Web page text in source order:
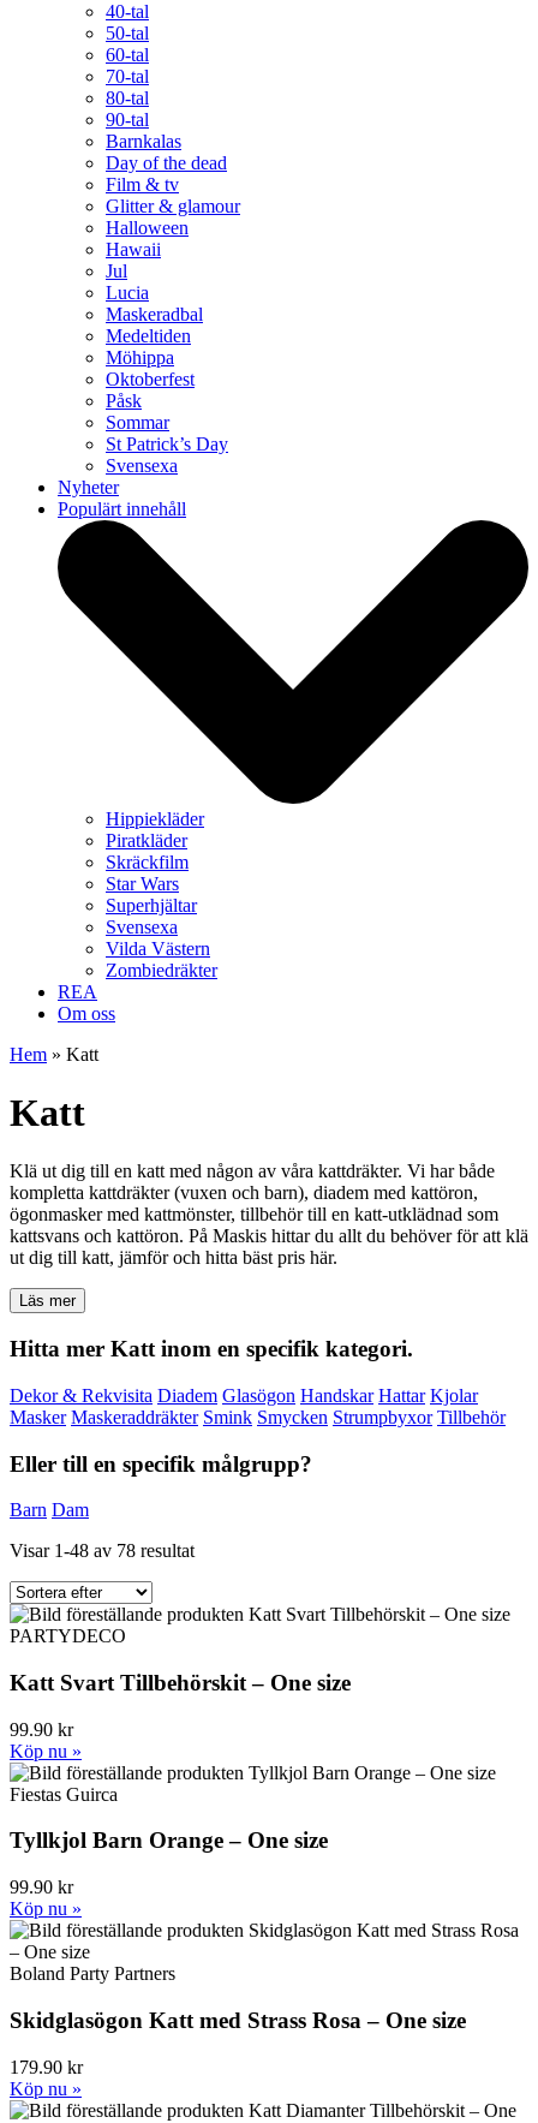
40-tal
50-tal
60-tal
70-tal
80-tal
90-tal
Barnkalas
Day of the dead
Film & tv
Glitter & glamour
Halloween
Hawaii
Jul
Lucia
Maskeradbal
Medeltiden
Möhippa
Oktoberfest
Påsk
Sommar
St Patrick’s Day
Svensexa
Nyheter
Populärt innehåll
Hippiekläder
Piratkläder
Skräckfilm
Star Wars
Superhjältar
Svensexa
Vilda Västern
Zombiedräkter
REA
Om oss
Hem » Katt
Katt
Klä ut dig till en katt med någon av våra kattdräkter. Vi har både
kompletta kattdräkter (vuxen och barn), diadem med kattöron,
ögonmasker med kattmönster, tillbehör till en katt-utklädnad som
kattsvans och kattöron. På Maskis hittar du allt du behöver för att klä
ut dig till katt, jämför och hitta bäst pris här.
Läs mer
Hitta mer Katt inom en specifik kategori.
Dekor & Rekvisita Diadem Glasögon Handskar Hattar Kjolar
Masker Maskeraddräkter Smink Smycken Strumpbyxor Tillbehör
Eller till en specifik målgrupp?
Barn Dam
Visar 1-48 av 78 resultat
PARTYDECO
Katt Svart Tillbehörskit – One size
99.90 kr
Köp nu »
Fiestas Guirca
Tyllkjol Barn Orange – One size
99.90 kr
Köp nu »
Boland Party Partners
Skidglasögon Katt med Strass Rosa – One size
179.90 kr
Köp nu »